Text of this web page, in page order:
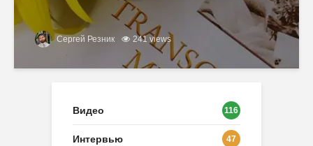
Сергей Резник 241 views
Видео 116
Интервью 47